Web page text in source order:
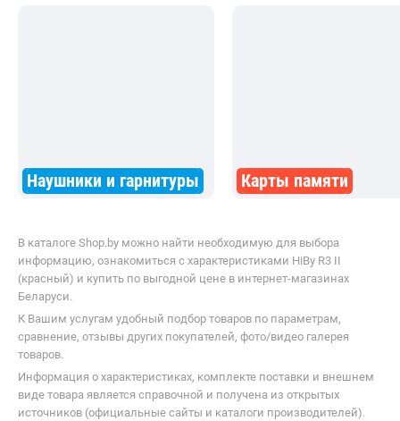
Наушники и гарнитуры Карты памяти
В каталоге Shop.by можно найти необходимую для выбора
информацию, ознакомиться с характеристиками HiBy R3 II
(красный) и купить по выгодной цене в интернет-магазинах
Беларуси.
К Вашим услугам удобный подбор товаров по параметрам,
сравнение, отзывы других покупателей, фото/видео галерея
товаров.
Информация о характеристиках, комплекте поставки и внешнем
виде товара является справочной и получена из открытых
источников (официальные сайты и каталоги производителей).